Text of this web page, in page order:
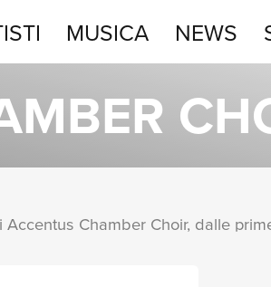
MUSICA NEWS
SHOP